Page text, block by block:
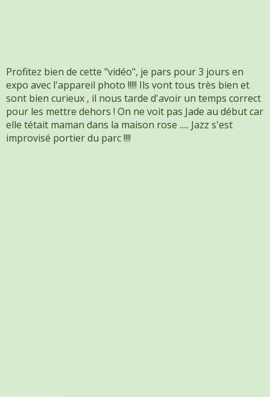
Profitez bien de cette "vidéo", je pars pour 3 jours en
expo avec l'appareil photo !!!!! Ils vont tous très bien et
sont bien curieux , il nous tarde d'avoir un temps correct
pour les mettre dehors ! On ne voit pas Jade au début car
elle tétait maman dans la maison rose ..... Jazz s'est
improvisé portier du parc !!!!